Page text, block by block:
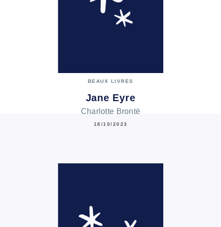
BEAUX LIVRES
Jane Eyre
Charlotte Brontë
18/10/2023